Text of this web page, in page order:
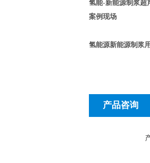
氢能-新能源制浆超
案例现场
氢能源新能源制浆
产品咨询